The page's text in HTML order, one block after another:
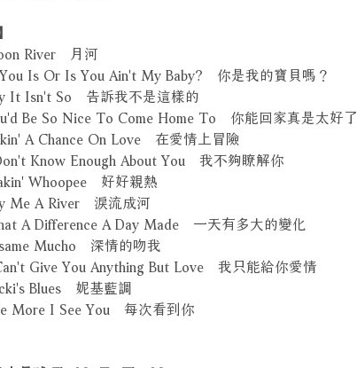
River 月河
Is Or Is You Ain't My Baby? 你是我的寶貝嗎？
It Isn't So 告訴我不是這樣的
Be So Nice To Come Home To 你能回家真是太好了
A Chance On Love 在愛情上冒險
Know Enough About You 我不夠瞭解你
Whoopee 好好親熱
Me A River 淚流成河
A Difference A Day Made 一天有多大的變化
Mucho 深情的吻我
Give You Anything But Love 我只能給你愛情
Blues 妮基藍調
More I See You 每次看到你